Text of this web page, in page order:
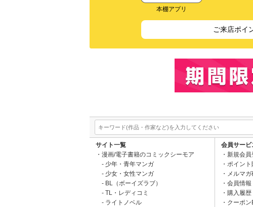
本棚アプリ
ご来店ポイ
サイト一覧
漫画/電子書籍のコミックシーモア
少年・青年マンガ
少女・女性マンガ
BL（ボーイズラブ）
TL・レディコミ
ライトノベル
会員サービ
新規会員
ポイント
メルマ
会員情報
購入履歴
クーポン